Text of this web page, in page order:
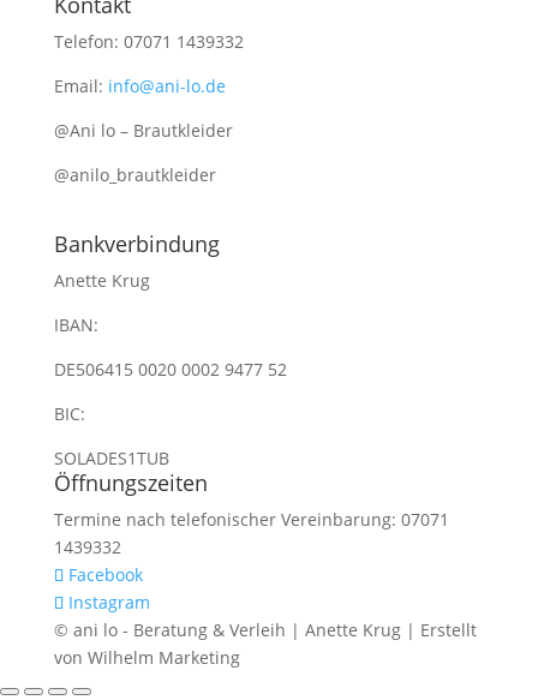
Telefon: 07071 1439332
Email: info@ani-lo.de
@Ani lo – Brautkleider
@anilo_brautkleider
Bankverbindung
Anette Krug
IBAN:
DE506415 0020 0002 9477 52
BIC:
SOLADES1TUB
Öffnungszeiten
Termine nach telefonischer Vereinbarung: 07071
1439332
Facebook
Instagram
© ani lo - Beratung & Verleih | Anette Krug | Erstellt
von Wilhelm Marketing